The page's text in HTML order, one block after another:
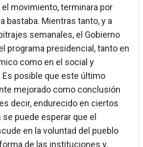
movimiento, terminara por
bastaba. Mientras tanto, y a
semanales, el Gobierno
programa presidencial, tanto en
como en el social y
posible que este último
mejorado como conclusión
decir, endurecido en ciertos
puede esperar que el
en la voluntad del pueblo
de las instituciones y,